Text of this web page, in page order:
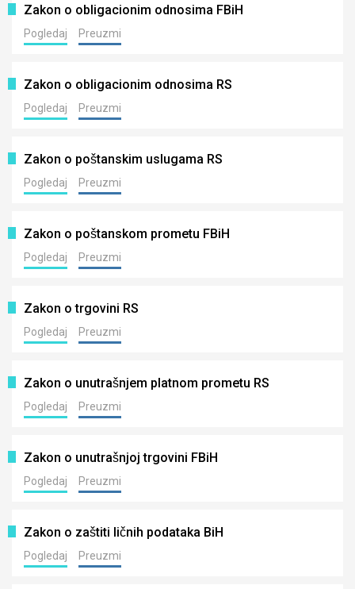
Zakon o obligacionim odnosima FBiH
Pogledaj Preuzmi
Zakon o obligacionim odnosima RS
Pogledaj Preuzmi
Zakon o poštanskim uslugama RS
Pogledaj Preuzmi
Zakon o poštanskom prometu FBiH
Pogledaj Preuzmi
Zakon o trgovini RS
Pogledaj Preuzmi
Zakon o unutrašnjem platnom prometu RS
Pogledaj Preuzmi
Zakon o unutrašnjoj trgovini FBiH
Pogledaj Preuzmi
Zakon o zaštiti ličnih podataka BiH
Pogledaj Preuzmi